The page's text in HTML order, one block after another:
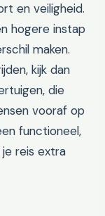
en veiligheid.
hogere instap
maken.
kijk dan
die
vooraf op
functioneel,
reis extra